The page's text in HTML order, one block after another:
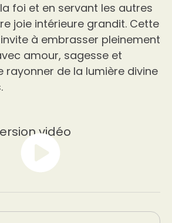
foi et en servant les autres
joie intérieure grandit. Cette
à embrasser pleinement
amour, sagesse et
rayonner de la lumière divine
vidéo